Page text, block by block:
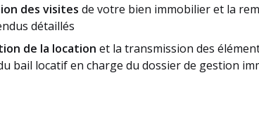
des visites de votre bien immobilier et la
détaillés
de la location et la transmission des
bail locatif en charge du dossier de gestion